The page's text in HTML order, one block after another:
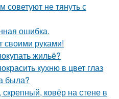
не тянуть с
ошибка.
своими руками!
жильё?
кухню в цвет глаз
была?
ковёр на стене в